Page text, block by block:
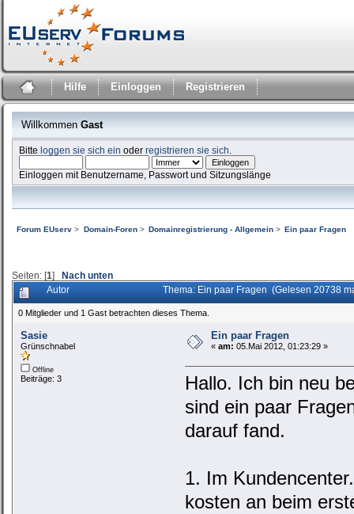
Hilfe Einloggen Registrieren
Willkommen Gast
Bitteloggen sie sich ein oderregistrieren sie sich
Einloggen mit Benutzername, Passwort und Sitzungslänge
Forum EUserv > Domain-Foren> Domainregistrierung - Allgemein> Ein paar Fragen
Seiten: [1] Nach unten
Autor Thema: Ein paar Fragen (Gelesen 20738
0 Mitglieder und 1 Gast betrachten dieses Thema.
Sasie
Grünschnabel
Offline
Beiträge: 3
Ein paar Fragen
« am: 05.Mai 2012, 01:23:29 »
Hallo. Ich bin neu
sind ein paar
darauf fand.
1. Im
kosten an beim